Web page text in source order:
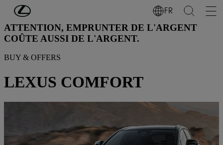
Passer au contenu principal (Appuyez sur Enter) FR
ATTENTION, EMPRUNTER DE L'ARGENT
COÛTE AUSSI DE L'ARGENT.
BUY & OFFERS
LEXUS COMFORT